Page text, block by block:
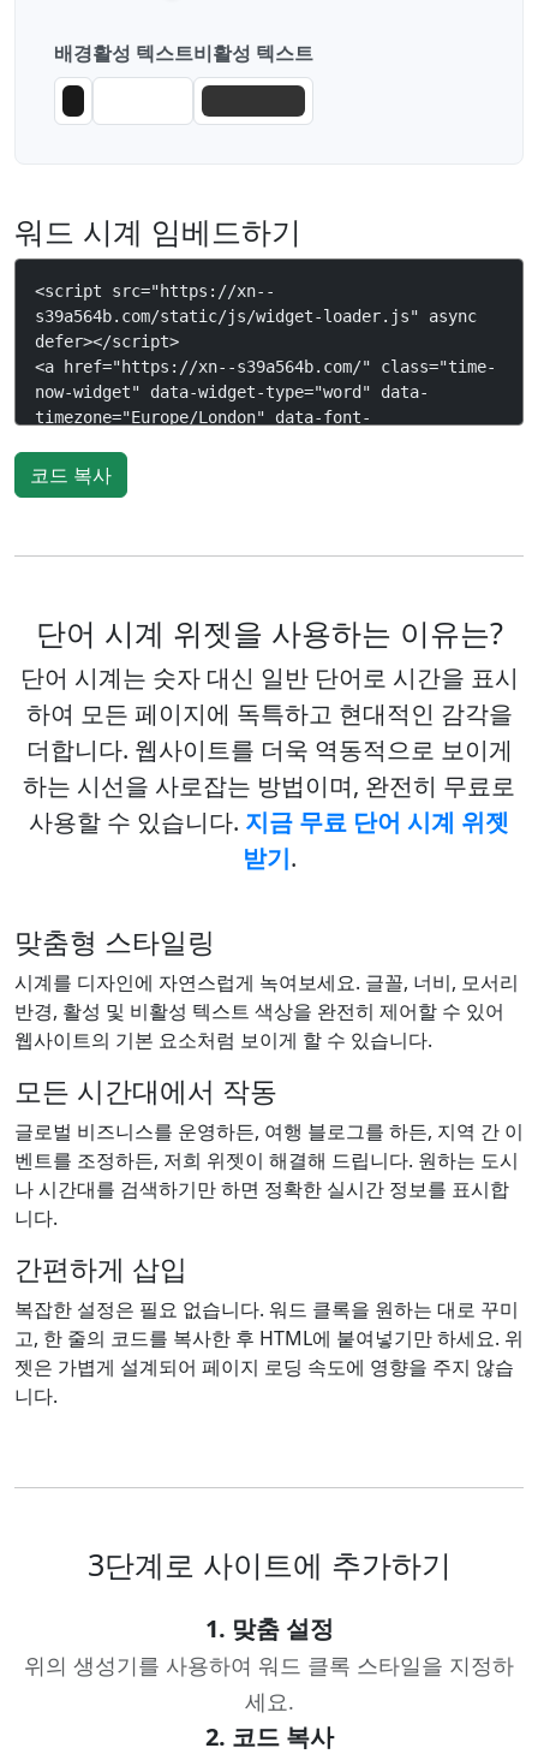
배경활성 텍스트비활성 텍스트
워드 시계 임베드하기
코드 복사
단어 시계 위젯을 사용하는 이유는?
단어 시계는 숫자 대신 일반 단어로 시간을 표시
하여 모든 페이지에 독특하고 현대적인 감각을
더합니다. 웹사이트를 더욱 역동적으로 보이게
하는 시선을 사로잡는 방법이며, 완전히 무료로
사용할 수 있습니다. 지금 무료 단어 시계 위젯
받기.
맞춤형 스타일링
시계를 디자인에 자연스럽게 녹여보세요. 글꼴, 너비, 모서리
반경, 활성 및 비활성 텍스트 색상을 완전히 제어할 수 있어
웹사이트의 기본 요소처럼 보이게 할 수 있습니다.
모든 시간대에서 작동
글로벌 비즈니스를 운영하든, 여행 블로그를 하든, 지역 간 이
벤트를 조정하든, 저희 위젯이 해결해 드립니다. 원하는 도시
나 시간대를 검색하기만 하면 정확한 실시간 정보를 표시합
니다.
간편하게 삽입
복잡한 설정은 필요 없습니다. 워드 클록을 원하는 대로 꾸미
고, 한 줄의 코드를 복사한 후 HTML에 붙여넣기만 하세요. 위
젯은 가볍게 설계되어 페이지 로딩 속도에 영향을 주지 않습
니다.
3단계로 사이트에 추가하기
1. 맞춤 설정
위의 생성기를 사용하여 워드 클록 스타일을 지정하
세요.
2. 코드 복사